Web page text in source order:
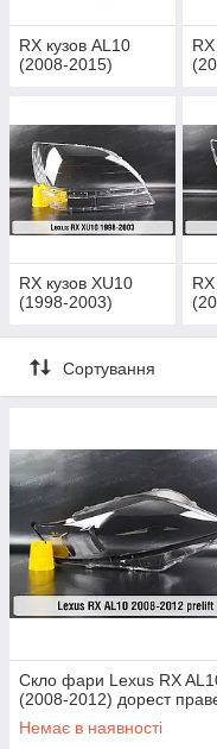
RX кузов AL10
(2008-2015)
RX кузов XU10
(1998-2003)
Сортування
Скло фари Lexus RX
(2008-2012) дорест
Немає в наявності